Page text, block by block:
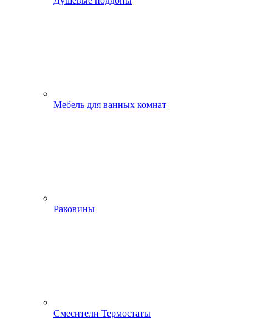
Мебель для ванных комнат
Раковины
Смесители Термостаты